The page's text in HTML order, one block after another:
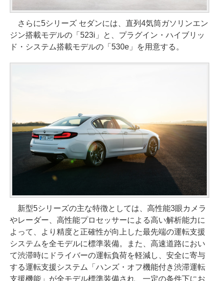
さらに5シリーズ セダンには、直列4気筒ガソリンエン
ジン搭載モデルの「523i」と、プラグイン・ハイブリッ
ド・システム搭載モデルの「530e」を用意する。
新型5シリーズの主な特徴としては、高性能3眼カメラ
やレーダー、高性能プロセッサーによる高い解析能力に
よって、より精度と正確性が向上した最先端の運転支援
システムを全モデルに標準装備。また、高速道路におい
て渋滞時にドライバーの運転負荷を軽減し、安全に寄与
する運転支援システム「ハンズ・オフ機能付き渋滞運転
支援機能」が全モデル標準装備され、一定の条件下にお